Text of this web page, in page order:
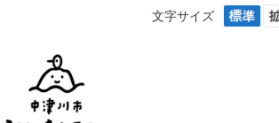
文字サイズ